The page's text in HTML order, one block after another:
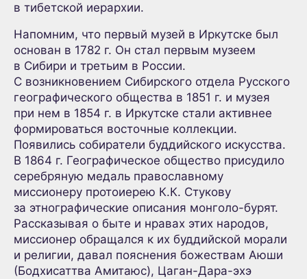
в тибетской иерархии.
Напомним, что первый музей в Иркутске был
основан в 1782 г. Он стал первым музеем
в Сибири и третьим в России.
С возникновением Сибирского отдела Русского
географического общества в 1851 г. и музея
при нем в 1854 г. в Иркутске стали активнее
формироваться восточные коллекции.
Появились собиратели буддийского искусства.
В 1864 г. Географическое общество присудило
серебряную медаль православному
миссионеру протоиерею К.К. Стукову
за этнографические описания монголо-бурят.
Рассказывая о быте и нравах этих народов,
миссионер обращался к их буддийской морали
и религии, давал пояснения божествам Аюши
(Бодхисаттва Амитаюс), Цаган-Дара-эхэ